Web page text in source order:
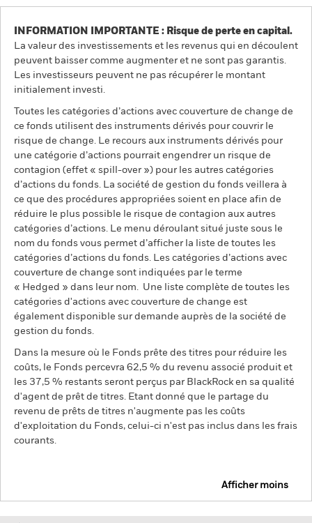
INFORMATION IMPORTANTE : Risque de perte en capital.
La valeur des investissements et les revenus qui en découlent
peuvent baisser comme augmenter et ne sont pas garantis.
Les investisseurs peuvent ne pas récupérer le montant
initialement investi.
Toutes les catégories d’actions avec couverture de change de
ce fonds utilisent des instruments dérivés pour couvrir le
risque de change. Le recours aux instruments dérivés pour
une catégorie d’actions pourrait engendrer un risque de
contagion (effet « spill-over ») pour les autres catégories
d’actions du fonds. La société de gestion du fonds veillera à
ce que des procédures appropriées soient en place afin de
réduire le plus possible le risque de contagion aux autres
catégories d’actions. Le menu déroulant situé juste sous le
nom du fonds vous permet d’afficher la liste de toutes les
catégories d’actions du fonds. Les catégories d’actions avec
couverture de change sont indiquées par le terme
« Hedged » dans leur nom. Une liste complète de toutes les
catégories d'actions avec couverture de change est
également disponible sur demande auprès de la société de
gestion du fonds.
Dans la mesure où le Fonds prête des titres pour réduire les
coûts, le Fonds percevra 62,5 % du revenu associé produit et
les 37,5 % restants seront perçus par BlackRock en sa qualité
d'agent de prêt de titres. Etant donné que le partage du
revenu de prêts de titres n'augmente pas les coûts
d'exploitation du Fonds, celui-ci n'est pas inclus dans les frais
courants.
Afficher moins